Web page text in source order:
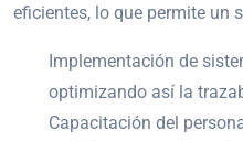
eficientes, lo que permite un
Implementación de
optimizando así la
Capacitación del